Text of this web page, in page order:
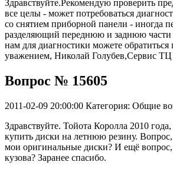
Здравствуйте.Рекомендую проверить
все целы - может потребоваться
со снятием приборной панели - иногда
разделяющий переднюю и заднюю части
нам для диагностики можете
уважением, Николай Голубев,Сервис
Вопрос № 15605
2011-02-09 20:00:00 Категория: Общие
Здравствуйте. Тойота Королла 2010
купить диски на летнюю резину.
мои оригинальные диски? И ещё
кузова? Заранее спасибо.